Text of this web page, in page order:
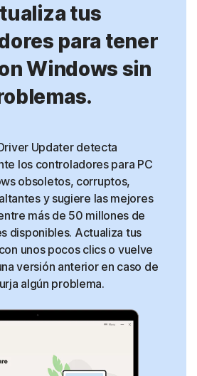
tus
para tener
Windows sin
Updater detecta
los controladores para PC
obsoletos, corruptos,
y sugiere las mejores
más de 50 millones de
disponibles. Actualiza tus
unos pocos clics o vuelve
versión anterior en caso de
algún problema.